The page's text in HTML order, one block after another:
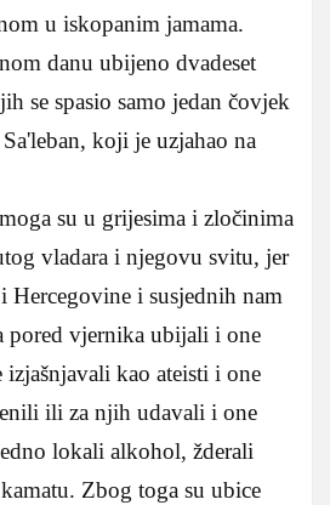
u iskopanim jamama.
danu ubijeno dvadeset
se spasio samo jedan čovjek
koji je uzjahao na
su u grijesima i zločinima
vladara i njegovu svitu, jer
Hercegovine i susjednih nam
pored vjernika ubijali i one
kao ateisti i one
ili za njih udavali i one
lokali alkohol, žderali
Zbog toga su ubice